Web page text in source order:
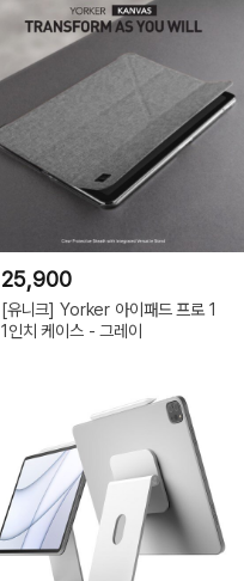
25,900
[유니크] Yorker 아이패드 프로 1
1인치 케이스 - 그레이